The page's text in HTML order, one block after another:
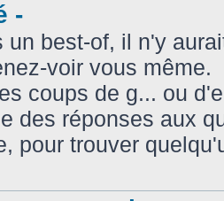
-
un best-of, il n'y
voir vous même.
coups de g... ou
des réponses aux
pour trouver